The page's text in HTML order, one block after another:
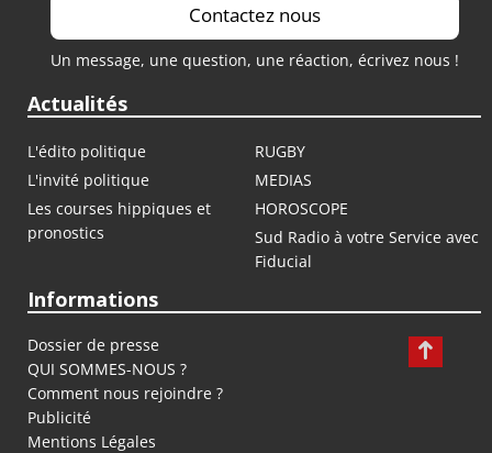
Contactez nous
Un message, une question, une réaction, écrivez nous !
Actualités
L'édito politique
RUGBY
L'invité politique
MEDIAS
Les courses hippiques et
pronostics
HOROSCOPE
Sud Radio à votre Service avec
Fiducial
Informations
Dossier de presse
QUI SOMMES-NOUS ?
Comment nous rejoindre ?
Publicité
Mentions Légales